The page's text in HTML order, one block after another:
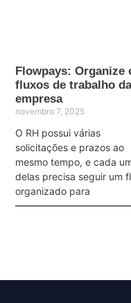
Flowpays: Organize
fluxos de trabalho
empresa
novembro 7, 2025
O RH possui várias
solicitações e prazos ao
mesmo tempo, e cada
delas precisa seguir um
organizado para